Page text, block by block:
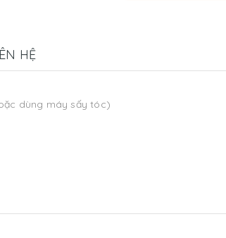
HỆ
dùng máy sấy tóc)